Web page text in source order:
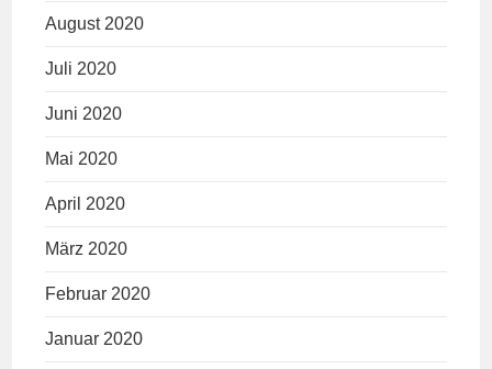
August 2020
Juli 2020
Juni 2020
Mai 2020
April 2020
März 2020
Februar 2020
Januar 2020